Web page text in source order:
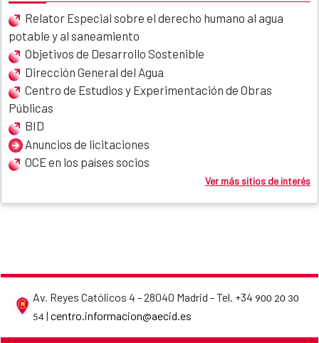
Relator Especial sobre el derecho humano al agua
potable y al saneamiento
Objetivos de Desarrollo Sostenible
Dirección General del Agua
Centro de Estudios y Experimentación de Obras
Públicas
BID
Anuncios de licitaciones
OCE en los países socios
Ver más sitios de interés
Av. Reyes Católicos 4 - 28040 Madrid - Tel. +34 900 20 30
54 | centro.informacion@aecid.esDatos de contacto de la AECID